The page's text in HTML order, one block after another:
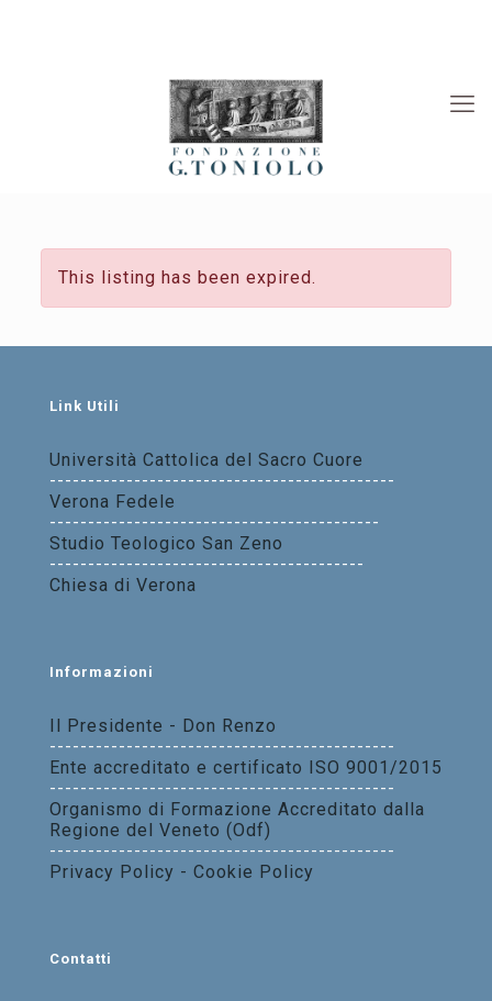
This listing has been expired.
Link Utili
Università Cattolica del Sacro Cuore
---------------------------------------------
Verona Fedele
-------------------------------------------
Studio Teologico San Zeno
-----------------------------------------
Chiesa di Verona
Informazioni
Il Presidente - Don Renzo
---------------------------------------------
Ente accreditato e certificato ISO 9001/2015
---------------------------------------------
Organismo di Formazione Accreditato dalla
Regione del Veneto (Odf)
---------------------------------------------
Privacy Policy - Cookie Policy
Contatti